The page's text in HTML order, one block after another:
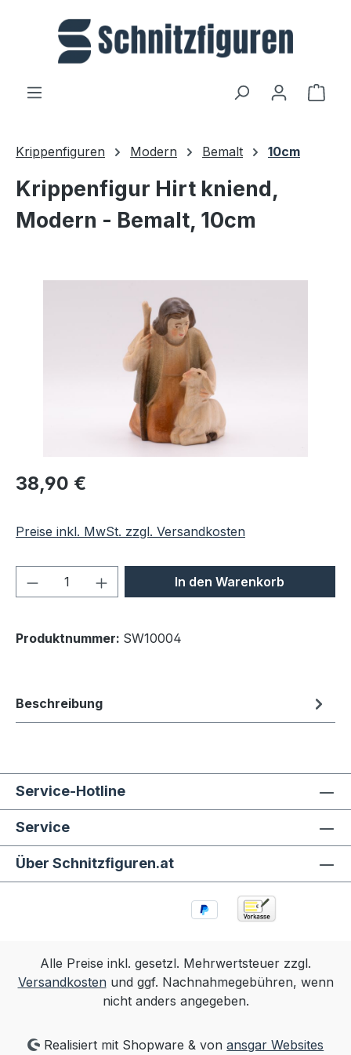
Zum Hauptinhalt springen
Krippenfiguren Modern Bemalt 10cm
Krippenfigur Hirt kniend,
Modern - Bemalt, 10cm
Regulärer Preis:
38,90 €
Preise inkl. MwSt. zzgl. Versandkosten
Produkt Anzahl: Gib denIn den Warenkorb
Produktnummer: SW10004
Beschreibung
Service-Hotline
Service
Über Schnitzfiguren.at
Alle Preise inkl. gesetzl. Mehrwertsteuer zzgl.
Versandkostenund ggf. Nachnahmegebühren, wenn
nicht anders angegeben.
Realisiert mit Shopware & vonansgar Websites